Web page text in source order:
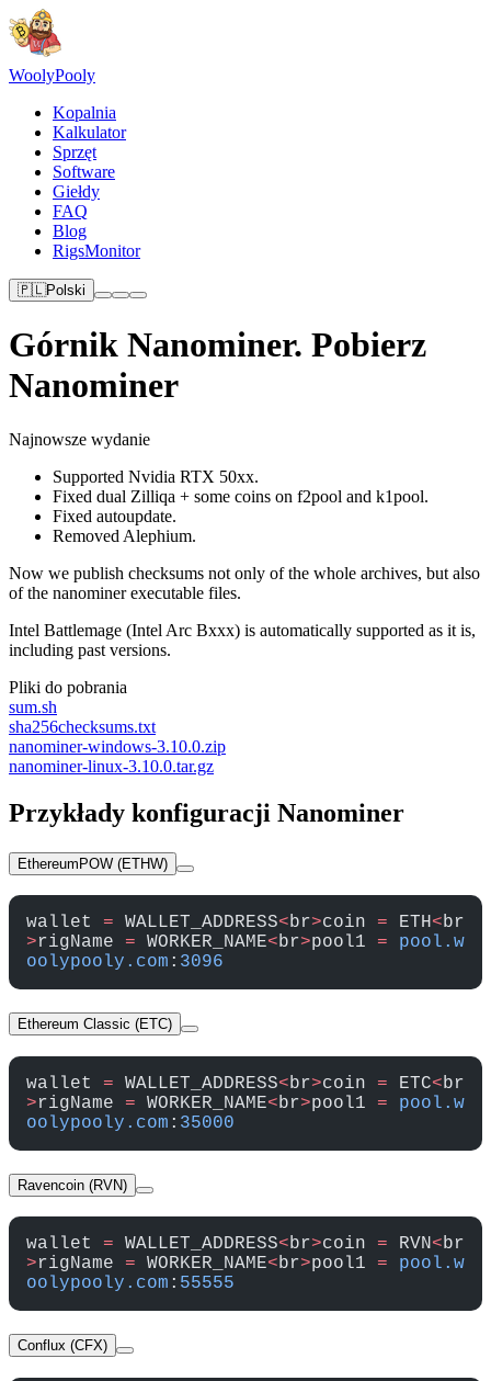
WoolyPooly
Kopalnia
Kalkulator
Sprzęt
Software
Giełdy
FAQ
Blog
RigsMonitor
🇵🇱Polski
Górnik Nanominer. Pobierz
Nanominer
Najnowsze wydanie
Supported Nvidia RTX 50xx.
Fixed dual Zilliqa + some coins on f2pool and k1pool.
Fixed autoupdate.
Removed Alephium.
Now we publish checksums not only of the whole archives, but also
of the nanominer executable files.
Intel Battlemage (Intel Arc Bxxx) is automatically supported as it is,
including past versions.
Pliki do pobrania
sum.sh
sha256checksums.txt
nanominer-windows-3.10.0.zip
nanominer-linux-3.10.0.tar.gz
Przykłady konfiguracji Nanominer
EthereumPOW (ETHW)
wallet = WALLET_ADDRESS<br>coin = ETH<br
>rigName = WORKER_NAME<br>pool1 = pool.w
oolypooly.com : 3096
Ethereum Classic (ETC)
wallet = WALLET_ADDRESS<br>coin = ETC<br
>rigName = WORKER_NAME<br>pool1 = pool.w
oolypooly.com : 35000
Ravencoin (RVN)
wallet = WALLET_ADDRESS<br>coin = RVN<br
>rigName = WORKER_NAME<br>pool1 = pool.w
oolypooly.com : 55555
Conflux (CFX)